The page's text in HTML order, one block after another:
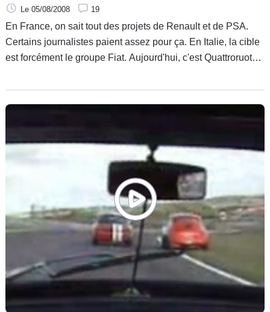
Le 05/08/2008 19
En France, on sait tout des projets de Renault et de PSA.
Certains journalistes paient assez pour ça. En Italie, la cible
est forcément le groupe Fiat. Aujourd'hui, c'est Quattroruote
le